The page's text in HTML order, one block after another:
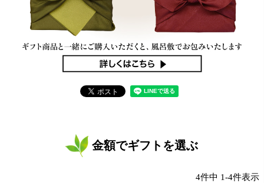
金額でギフトを選ぶ
4件中 1-4件表示